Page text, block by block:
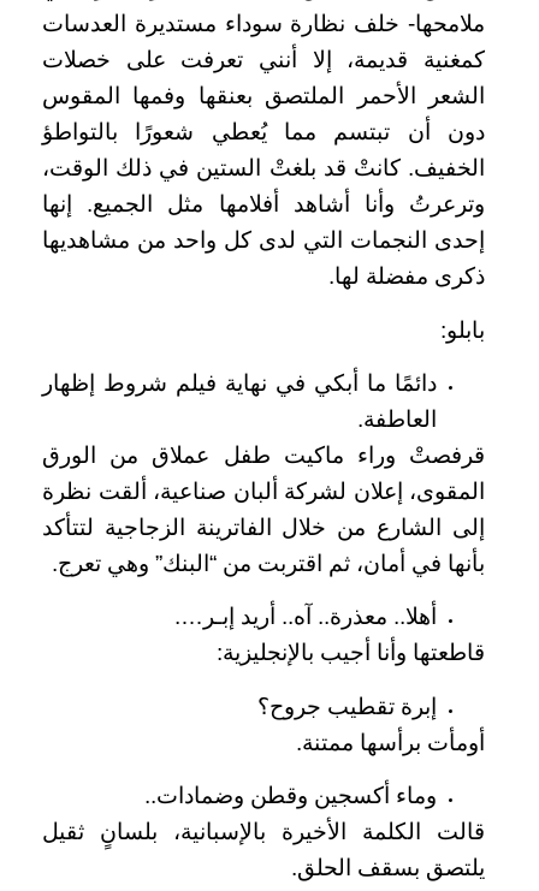
ملامحها- خلف نظارة سوداء مستديرة العدسات
كمغنية قديمة، إلا أنني تعرفت على خصلات
الشعر الأحمر الملتصق بعنقها وفمها المقوس
دون أن تبتسم مما يُعطي شعورًا بالتواطؤ
الخفيف. كانتْ قد بلغتْ الستين في ذلك الوقت،
وترعرتُ وأنا أشاهد أفلامها مثل الجميع. إنها
إحدى النجمات التي لدى كل واحد من مشاهديها
ذكرى مفضلة لها.
بابلو:
دائمًا ما أبكي في نهاية فيلم شروط إظهار
العاطفة.
قرفصتْ وراء ماكيت طفل عملاق من الورق
المقوى، إعلان لشركة ألبان صناعية، ألقت نظرة
إلى الشارع من خلال الفاترينة الزجاجية لتتأكد
بأنها في أمان، ثم اقتربت من “البنك” وهي تعرج.
أهلا.. معذرة.. آه.. أريد إبـر….
قاطعتها وأنا أجيب بالإنجليزية:
إبرة تقطيب جروح؟
أومأت برأسها ممتنة.
وماء أكسجين وقطن وضمادات..
قالت الكلمة الأخيرة بالإسبانية، بلسانٍ ثقيل
يلتصق بسقف الحلق.